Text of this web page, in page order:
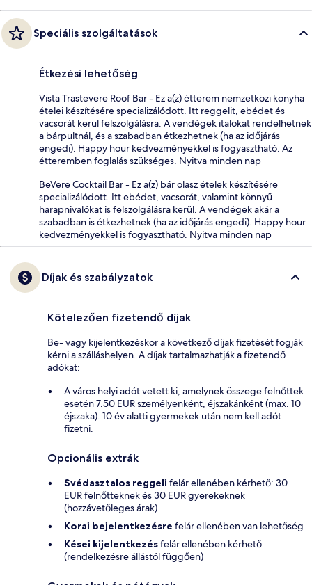
Speciális szolgáltatások
Étkezési lehetőség
Vista Trastevere Roof Bar - Ez a(z) étterem nemzetközi konyha
ételei készítésére specializálódott. Itt reggelit, ebédet és
vacsorát kerül felszolgálásra. A vendégek italokat rendelhetnek
a bárpultnál, és a szabadban étkezhetnek (ha az időjárás
engedi). Happy hour kedvezményekkel is fogyasztható. Az
étteremben foglalás szükséges. Nyitva minden nap
BeVere Cocktail Bar - Ez a(z) bár olasz ételek készítésére
specializálódott. Itt ebédet, vacsorát, valamint könnyű
harapnivalókat is felszolgálásra kerül. A vendégek akár a
szabadban is étkezhetnek (ha az időjárás engedi). Happy hour
kedvezményekkel is fogyasztható. Nyitva minden nap
Díjak és szabályzatok
Kötelezően fizetendő díjak
Be- vagy kijelentkezéskor a következő díjak fizetését fogják
kérni a szálláshelyen. A díjak tartalmazhatják a fizetendő
adókat:
A város helyi adót vetett ki, amelynek összege felnőttek
esetén 7.50 EUR személyenként, éjszakánként (max. 10
éjszaka). 10 év alatti gyermekek után nem kell adót
fizetni.
Opcionális extrák
Svédasztalos reggeli felár ellenében kérhető: 30
EUR felnőtteknek és 30 EUR gyerekeknek
(hozzávetőleges árak)
Korai bejelentkezésre felár ellenében van lehetőség
Kései kijelentkezésfelár ellenében kérhető
(rendelkezésre állástól függően)